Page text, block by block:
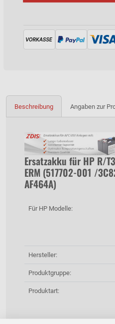
Beschreibung Angaben zur
Ersatzakku für HP R/
ERM (517702-001 /
AF464A)
Für HP Modelle:
Hersteller:
Produktgruppe:
Produktart: